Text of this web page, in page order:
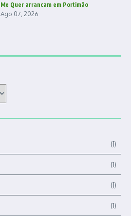
Me Quer arrancam em Portimão
Ago 07, 2026
(1)
(1)
(1)
(1)